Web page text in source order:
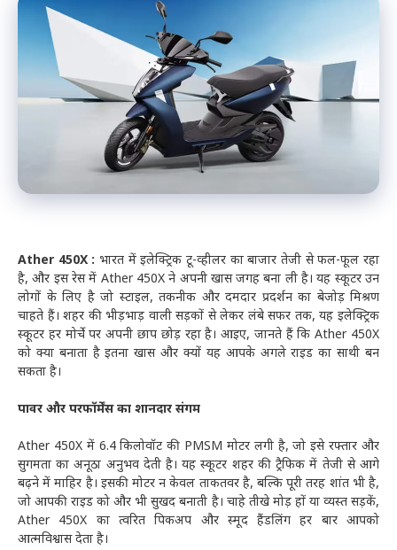
Ather 450X : भारत में इलेक्ट्रिक टू-व्हीलर का बाजार तेजी से फल-फूल रहा
है, और इस रेस में Ather 450X ने अपनी खास जगह बना ली है। यह स्कूटर उन
लोगों के लिए है जो स्टाइल, तकनीक और दमदार प्रदर्शन का बेजोड़ मिश्रण
चाहते हैं। शहर की भीड़भाड़ वाली सड़कों से लेकर लंबे सफर तक, यह इलेक्ट्रिक
स्कूटर हर मोर्चे पर अपनी छाप छोड़ रहा है। आइए, जानते हैं कि Ather 450X
को क्या बनाता है इतना खास और क्यों यह आपके अगले राइड का साथी बन
सकता है।
पावर और परफॉर्मेंस का शानदार संगम
Ather 450X में 6.4 किलोवॉट की PMSM मोटर लगी है, जो इसे रफ्तार और
सुगमता का अनूठा अनुभव देती है। यह स्कूटर शहर की ट्रैफिक में तेजी से आगे
बढ़ने में माहिर है। इसकी मोटर न केवल ताकतवर है, बल्कि पूरी तरह शांत भी है,
जो आपकी राइड को और भी सुखद बनाती है। चाहे तीखे मोड़ हों या व्यस्त सड़कें,
Ather 450X का त्वरित पिकअप और स्मूद हैंडलिंग हर बार आपको
आत्मविश्वास देता है।